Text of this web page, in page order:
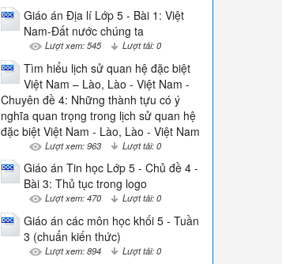
Giáo án Địa lí Lớp 5 - Bài 1: Việt
Nam-Đất nước chúng ta
Lượt xem: 545 Lượt tải: 0
Tìm hiểu lịch sử quan hệ đặc biệt
Việt Nam – Lào, Lào - Việt Nam -
Chuyên đề 4: Những thành tựu có ý
nghĩa quan trọng trong lịch sử quan hệ
đặc biệt Việt Nam - Lào, Lào - Việt Nam
Lượt xem: 963 Lượt tải: 0
Giáo án Tin học Lớp 5 - Chủ đề 4 -
Bài 3: Thủ tục trong logo
Lượt xem: 470 Lượt tải: 0
Giáo án các môn học khối 5 - Tuần
3 (chuẩn kiến thức)
Lượt xem: 894 Lượt tải: 0